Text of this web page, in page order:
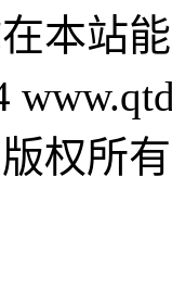
本站
权所有